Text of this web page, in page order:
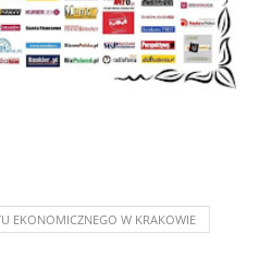
EKONOMICZNEGO W KRAKOWIE